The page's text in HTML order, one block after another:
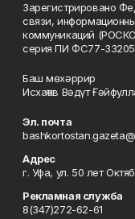
Зарегистрировано
связи,
коммуникаций
серия ПИ ФС77-33205
Баш мөхәррир
Исхаҡов Вәдүт
Эл. почта
Адрес
г. Уфа, ул. 50 лет
Рекламная служба
8(347)272-62-61